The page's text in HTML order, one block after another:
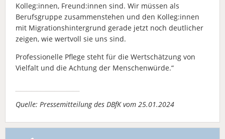
Kolleg:innen, Freund:innen sind. Wir müssen als
Berufsgruppe zusammenstehen und den Kolleg:innen
mit Migrationshintergrund gerade jetzt noch deutlicher
zeigen, wie wertvoll sie uns sind.
Professionelle Pflege steht für die Wertschätzung von
Vielfalt und die Achtung der Menschenwürde.“
Quelle: Pressemitteilung des DBfK vom 25.01.2024